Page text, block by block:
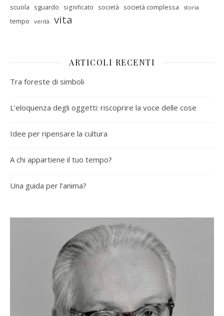
scuola sguardo significato società società complessa storia
tempo verità vita
ARTICOLI RECENTI
Tra foreste di simboli
L’eloquenza degli oggetti: riscoprire la voce delle cose
Idee per ripensare la cultura
A chi appartiene il tuo tempo?
Una guida per l’anima?